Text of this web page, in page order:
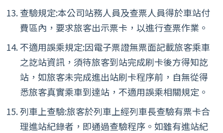
查驗規定:本公司站務人員及查票人員得於車站付
費區內，要求旅客出示票卡，以進行查票作業。
不適用誤乘規定:因電子票證無票面記載旅客乘車
之訖站資訊，須待旅客到站完成刷卡後方得知訖
站，如旅客未完成進出站刷卡程序前，自無從得
悉旅客真實乘車到達站，不適用誤乘相關規定。
列車上查驗:旅客於列車上經列車長查驗有票卡合
理進站紀錄者，即通過查驗程序。如雖有進站紀